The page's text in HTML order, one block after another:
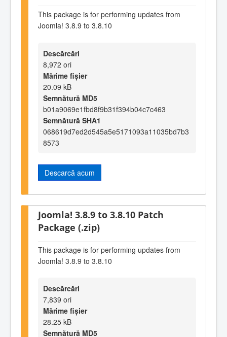
This package is for performing updates from
Joomla! 3.8.9 to 3.8.10
Descărcări
8,972 ori
Mărime fișier
20.09 kB
Semnătură MD5
b01a9069e1fbd8f9b31f394b04c7c463
Semnătură SHA1
068619d7ed2d545a5e5171093a11035bd7b3
8573
Descarcă acum
Joomla! 3.8.9 to 3.8.10 Patch
Package (.zip)
This package is for performing updates from
Joomla! 3.8.9 to 3.8.10
Descărcări
7,839 ori
Mărime fișier
28.25 kB
Semnătură MD5